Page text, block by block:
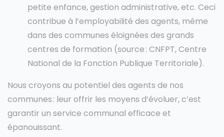
petite enfance, gestion administrative, etc. Ceci
contribue à l’employabilité des agents, même
dans des communes éloignées des grands
centres de formation (source : CNFPT, Centre
National de la Fonction Publique Territoriale).
Nous croyons au potentiel des agents de nos
communes : leur offrir les moyens d’évoluer, c’est
garantir un service communal efficace et
épanouissant.